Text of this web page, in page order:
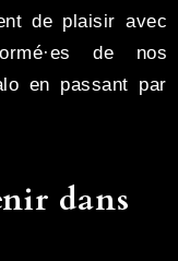
de plaisir avec
de nos
en passant par
dans